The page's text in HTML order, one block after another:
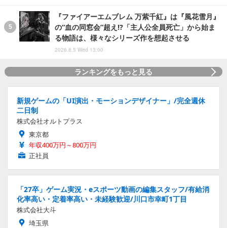
『ファイアーエムブレム 万紫千紅』は『風花雪月』
の“血の同窓会”超え!?「主人公全員死亡」から始ま
る物語は、様々なシリーズ作を想起させる
2026.8.5 Wed 13:00
ランキングをもっと見る
新規ゲームの「UI演出・モーションデザイナー」/完全週休
二日制
株式会社オルトプラス
東京都
年収400万円～800万円
正社員
「27卒」ゲーム実況・eスポーツ動画の編集スタッフ/有給消
化率高い・定着率高い・未経験歓迎/川口市幸町1丁目
株式会社大斗
埼玉県